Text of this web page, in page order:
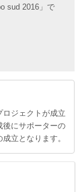
た場合
皆様全員にボー
（あこちゅあ
sud 2016」で
ジェクトが成立
後にサポーターの
立となります。